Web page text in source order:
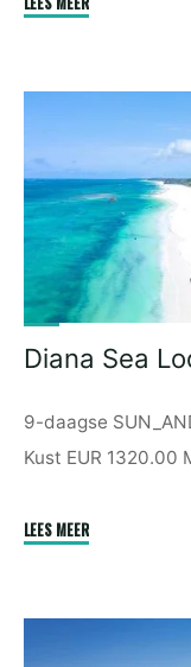
in
Diana Sea
9-daagse
Kust EUR 1320.00
LEES MEER"Diana